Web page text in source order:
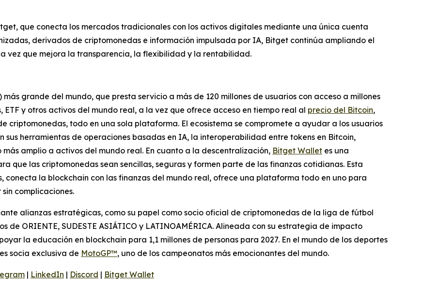
que conecta los mercados tradicionales con los activos digitales mediante una única cuenta
derivados de criptomonedas e información impulsada por IA, Bitget continúa ampliando el
vez que mejora la transparencia, la flexibilidad y la rentabilidad.
más grande del mundo, que presta servicio a más de 120 millones de usuarios con acceso a millones
y otros activos del mundo real, a la vez que ofrece acceso en tiempo real al precio del Bitcoin,
criptomonedas, todo en una sola plataforma. El ecosistema se compromete a ayudar a los usuarios
herramientas de operaciones basadas en IA, la interoperabilidad entre tokens en Bitcoin,
más amplio a activos del mundo real. En cuanto a la descentralización, Bitget Wallet es una
que las criptomonedas sean sencillas, seguras y formen parte de las finanzas cotidianas. Esta
conecta la blockchain con las finanzas del mundo real, ofrece una plataforma todo en uno para
complicaciones.
alianzas estratégicas, como su papel como socio oficial de criptomonedas de la liga de fútbol
de ORIENTE, SUDESTE ASIÁTICO y LATINOAMÉRICA. Alineada con su estrategia de impacto
la educación en blockchain para 1,1 millones de personas para 2027. En el mundo de los deportes
socia exclusiva de MotoGP™, uno de los campeonatos más emocionantes del mundo.
| LinkedIn | Discord | Bitget Wallet